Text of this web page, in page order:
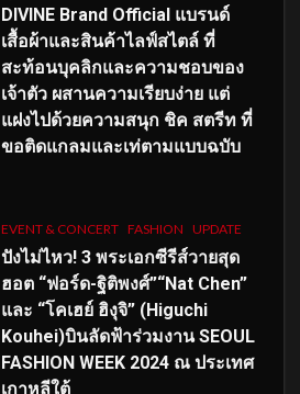
DIVINE Brand Official แบรนด์
เสื้อผ้าและสินค้าไลฟ์สไตล์ ที่
สะท้อนบุคลิกและความชอบของ
เจ้าตัว ผสานความเรียบง่าย แต่
แฝงไปด้วยความสนุก ชิค สตรีท ที่
ขอติดแกลมและเท่ตามแบบฉบับ
EVENT & CONCERT FASHION UPDATE
ปังไม่ไหว! 3 พระเอกซีรีส์วายสุด
ฮอต “ฟอร์ด-ฐิติพงศ์”“Nat Chen”
และ “โคเฮย์ ฮิงุจิ” (Higuchi
Kouhei)บินลัดฟ้าร่วมงาน SEOUL
FASHION WEEK 2024 ณ ประเทศ
เกาหลีใต้